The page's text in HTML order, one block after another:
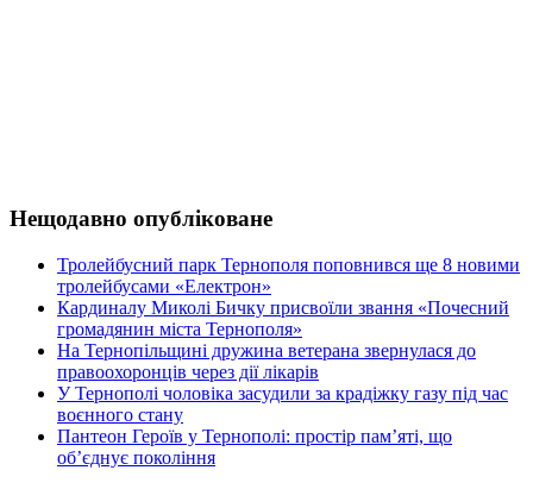
Нещодавно опубліковане
Тролейбусний парк Тернополя поповнився ще 8 новими
тролейбусами «Електрон»
Кардиналу Миколі Бичку присвоїли звання «Почесний
громадянин міста Тернополя»
На Тернопільщині дружина ветерана звернулася до
правоохоронців через дії лікарів
У Тернополі чоловіка засудили за крадіжку газу під час
воєнного стану
Пантеон Героїв у Тернополі: простір пам’яті, що
об’єднує покоління